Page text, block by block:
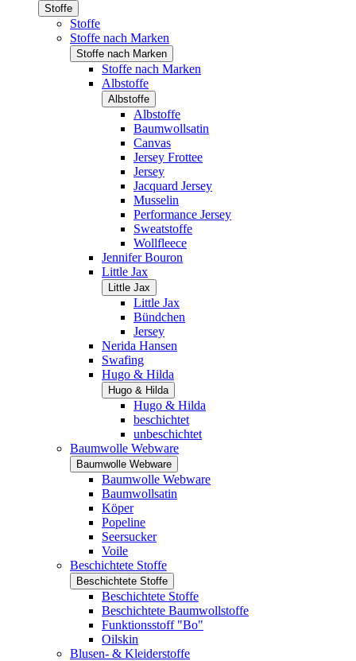
Stoffe
Stoffe
Stoffe nach Marken
Stoffe nach Marken
Stoffe nach Marken
Albstoffe
Albstoffe
Albstoffe
Baumwollsatin
Canvas
Jersey Frottee
Jersey
Jacquard Jersey
Musselin
Performance Jersey
Sweatstoffe
Wollfleece
Jennifer Bouron
Little Jax
Little Jax
Little Jax
Bündchen
Jersey
Nerida Hansen
Swafing
Hugo & Hilda
Hugo & Hilda
Hugo & Hilda
beschichtet
unbeschichtet
Baumwolle Webware
Baumwolle Webware
Baumwolle Webware
Baumwollsatin
Köper
Popeline
Seersucker
Voile
Beschichtete Stoffe
Beschichtete Stoffe
Beschichtete Stoffe
Beschichtete Baumwollstoffe
Funktionsstoff "Bo"
Oilskin
Blusen- & Kleiderstoffe